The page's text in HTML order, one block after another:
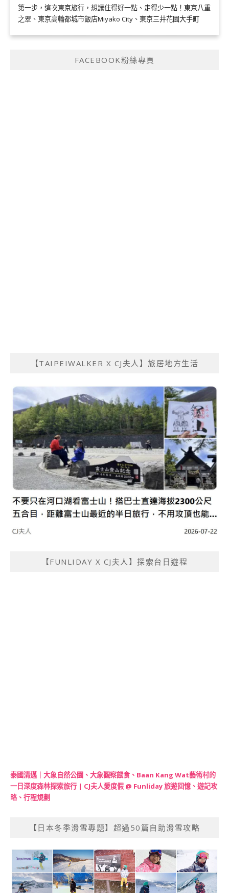
第一步，這次東京旅行，想讓住得好一點、走得少一點！東京八重
之翠、東京高輪都城市飯店Miyako City、東京三井花園大手町
FACEBOOK粉絲專頁
【TAIPEIWALKER X CJ夫人】旅居地方生活
【FUNLIDAY X CJ夫人】探索台日遊程
泰國清邁｜大象自然公園、大象觀察餵食、Baan Kang Wat藝術村的
一日深度森林探索旅行 | CJ夫人愛度假 @ Funliday 旅遊回憶、遊記攻
略、行程規劃
【日本冬季滑雪專題】超過50篇自助滑雪攻略